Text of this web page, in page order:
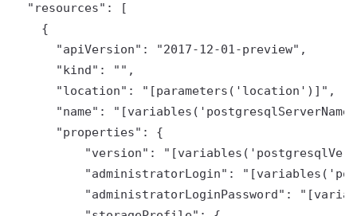
  "resources": [
    {
      "apiVersion": "2017-12-01-preview",
      "kind": "",
      "location": "[parameters('location')]",
"name":
      "properties": {
"version":
"administratorLogin":
"administratorLoginPassword":